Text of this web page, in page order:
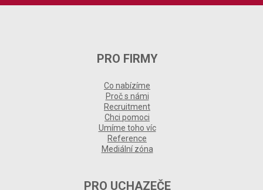
PRO FIRMY
Co nabízíme
Proč s námi
Recruitment
Chci pomoci
Umíme toho víc
Reference
Mediální zóna
PRO UCHAZEČE